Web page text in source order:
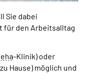
Sie dabei
für den Arbeitsalltag
-Klinik) oder
Hause) möglich und